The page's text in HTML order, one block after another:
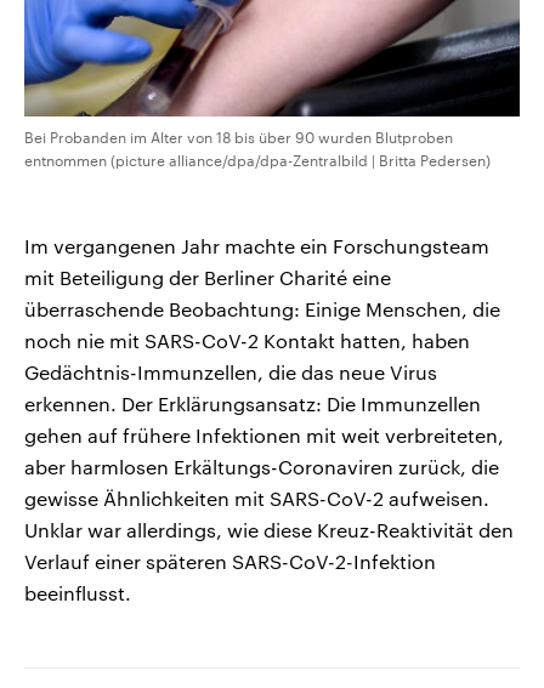
Bei Probanden im Alter von 18 bis über 90 wurden Blutproben
entnommen (picture alliance/dpa/dpa-Zentralbild | Britta Pedersen)
Im vergangenen Jahr machte ein Forschungsteam
mit Beteiligung der Berliner Charité eine
überraschende Beobachtung: Einige Menschen, die
noch nie mit SARS-CoV-2 Kontakt hatten, haben
Gedächtnis-Immunzellen, die das neue Virus
erkennen. Der Erklärungsansatz: Die Immunzellen
gehen auf frühere Infektionen mit weit verbreiteten,
aber harmlosen Erkältungs-Coronaviren zurück, die
gewisse Ähnlichkeiten mit SARS-CoV-2 aufweisen.
Unklar war allerdings, wie diese Kreuz-Reaktivität den
Verlauf einer späteren SARS-CoV-2-Infektion
beeinflusst.